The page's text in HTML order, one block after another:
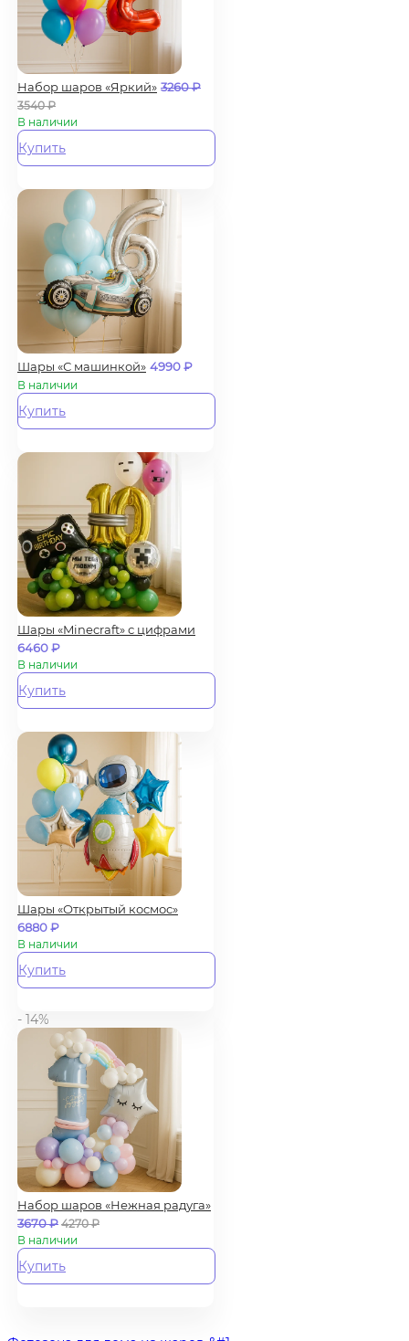
Набор шаров «Яркий» 3260₽
3540₽
В наличии
Купить
Шары «С машинкой» 4990₽
В наличии
Купить
Шары «Minecraft» с цифрами
6460₽
В наличии
Купить
Шары «Открытый космос»
6880₽
В наличии
Купить
- 14%
Набор шаров «Нежная радуга»
3670₽ 4270₽
В наличии
Купить